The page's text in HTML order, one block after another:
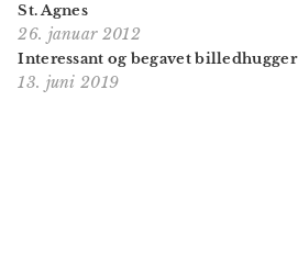
St. Agnes
26. januar 2012
Interessant og begavet billedhugger
13. juni 2019